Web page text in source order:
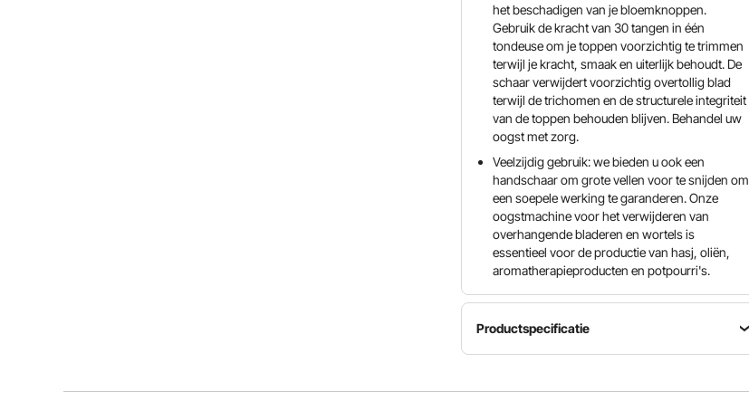
het beschadigen van je bloemknoppen.
Gebruik de kracht van 30 tangen in één
tondeuse om je toppen voorzichtig te trimmen
terwijl je kracht, smaak en uiterlijk behoudt. De
schaar verwijdert voorzichtig overtollig blad
terwijl de trichomen en de structurele integriteit
van de toppen behouden blijven. Behandel uw
oogst met zorg.
Veelzijdig gebruik: we bieden u ook een
handschaar om grote vellen voor te snijden om
een ​​soepele werking te garanderen. Onze
oogstmachine voor het verwijderen van
overhangende bladeren en wortels is
essentieel voor de productie van hasj, oliën,
aromatherapieproducten en potpourri's.
Productspecificatie
handmati